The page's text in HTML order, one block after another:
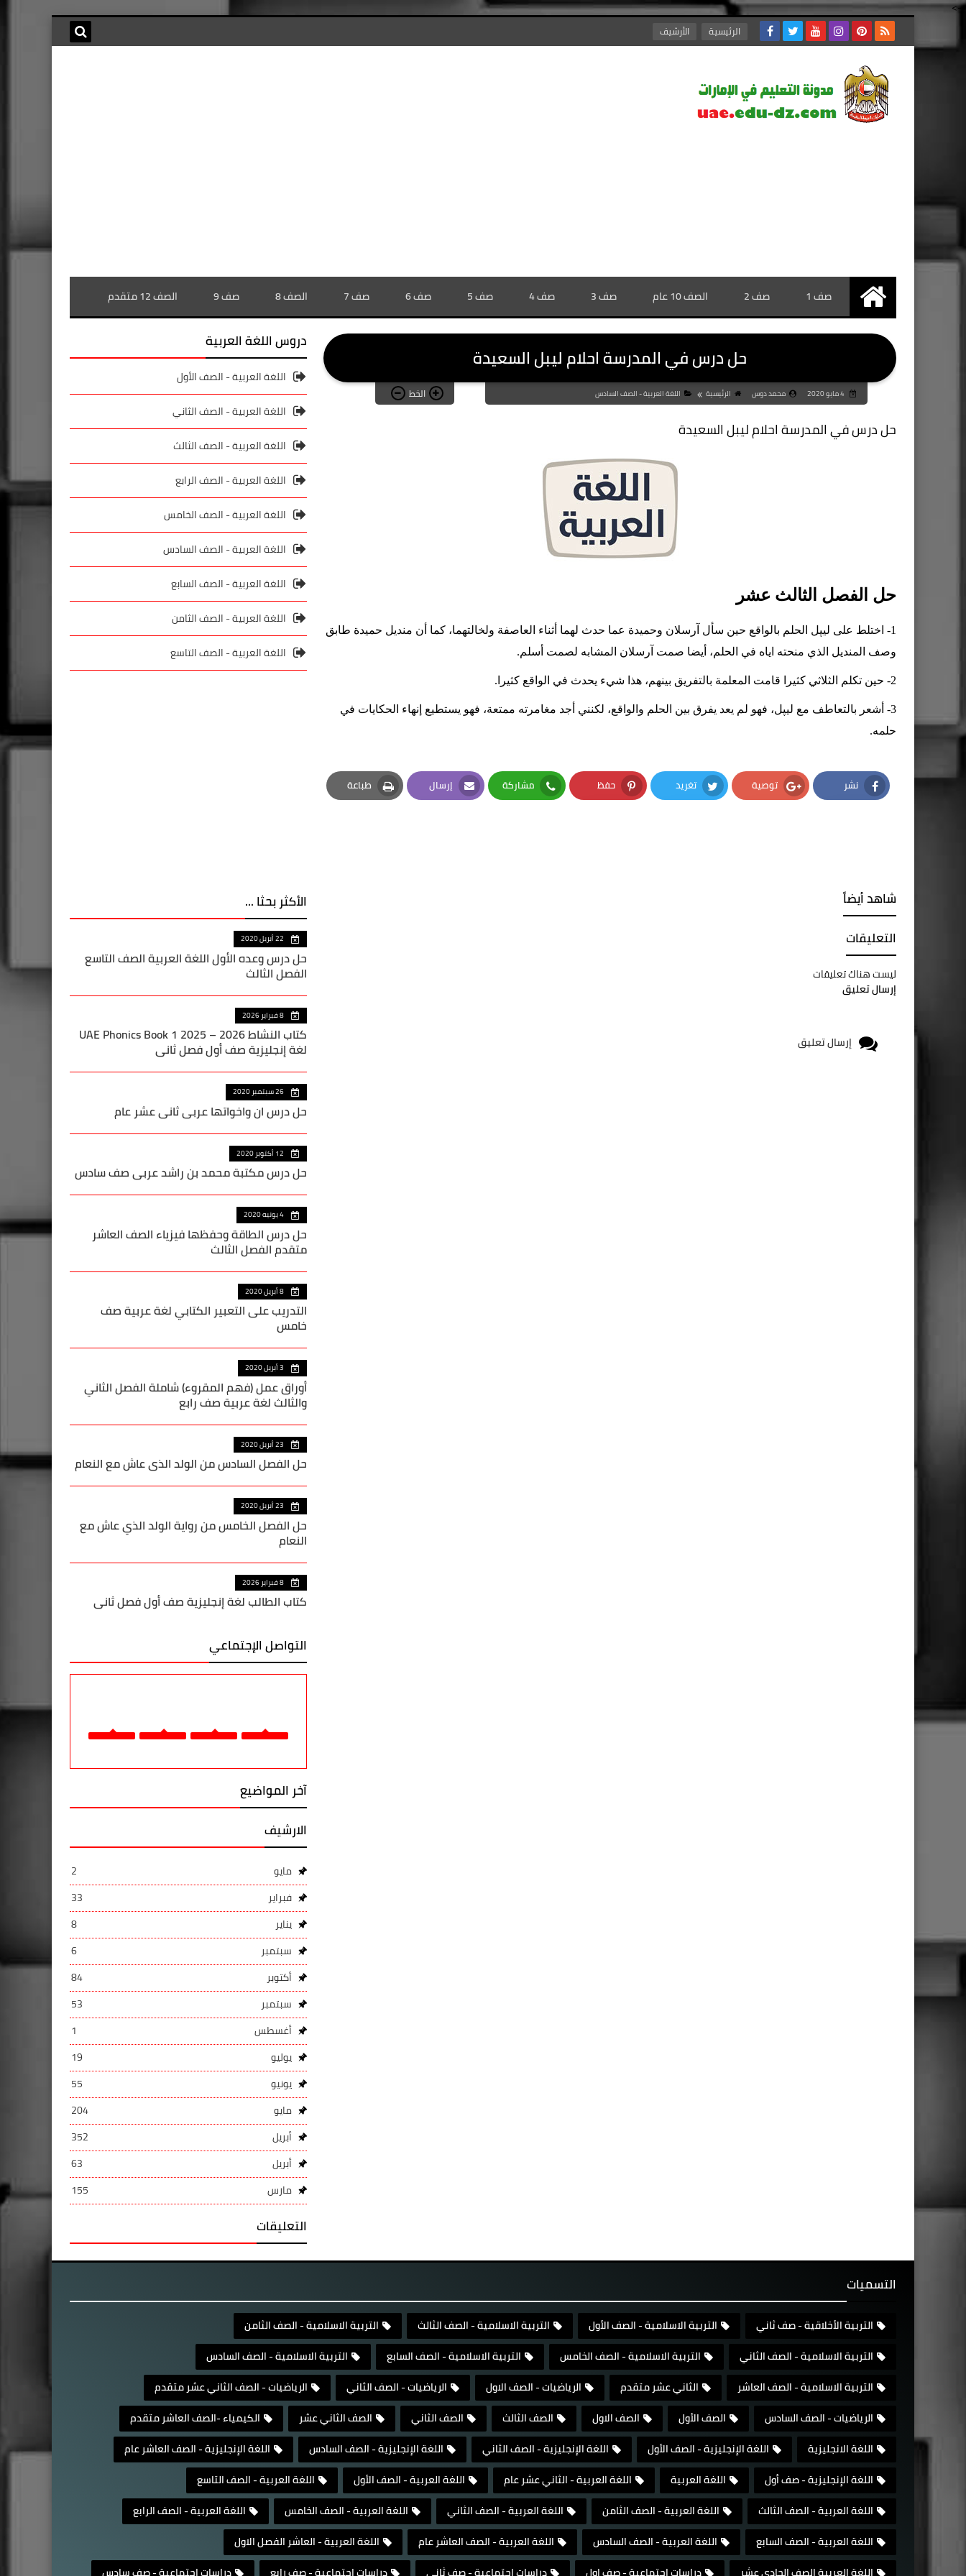
-->
الرئيسية الأرشيف
الرئيسية صف 1 صف 2 الصف 10 عام صف 3 صف 4 صف 5 صف 6 صف 7 الصف 8 صف 9 الصف 12 متقدم
حل درس في المدرسة احلام ليبل السعيدة
محمد دوس الرئيسية اللغة العربية - الصف السادس الخط
حل درس في المدرسة احلام ليبل السعيدة
حل الفصل الثالث عشر
1- اختلط على ليپل الحلم بالواقع حين سأل آرسلان وحميدة عما حدث لهما أثناء العاصفة ولخالتهما، كما أن منديل حميدة طابق
وصف المنديل الذي منحته اياه في الحلم، أيضا صمت آرسلان المشابه لصمت أسلم.
2- حين تكلم الثلاثي كثيرا قامت المعلمة بالتفريق بينهم، هذا شيء يحدث في الواقع كثيرا.
3- أشعر بالتعاطف مع ليپل، فهو لم يعد يفرق بين الحلم والواقع، لكنني أجد مغامرته ممتعة، فهو يستطيع إنهاء الحكايات في
حلمه.
نشر
Facebook
توصية
Google Plus
تغريد
Twitter
حفظ
Pinterest
مشاركة
Whatsapp
إرسال
Email
طباعة
Print
شاهد أيضاً
التعليقات
ليست هناك تعليقات
إرسال تعليق
إرسال تعليق
دروس اللغة العربية
اللغة العربية - الصف الأول
اللغة العربية - الصف الثاني
اللغة العربية - الصف الثالث
اللغة العربية - الصف الرابع
اللغة العربية - الصف الخامس
اللغة العربية - الصف السادس
اللغة العربية - الصف السابع
اللغة العربية - الصف الثامن
اللغة العربية - الصف التاسع
الأكثر بحثا ...
22 أبريل 2020
حل درس وعده الأول اللغة العربية الصف التاسع
الفصل الثالث
8 فبراير 2026
كتاب النشاط UAE Phonics Book 1 2025 – 2026
لغة إنجليزية صف أول فصل ثاني
26 سبتمبر 2020
حل درس ان واخواتها عربي ثاني عشر عام
12 أكتوبر 2020
حل درس مكتبة محمد بن راشد عربي صف سادس
4 يونيه 2020
حل درس الطاقة وحفظها فيزياء الصف العاشر
متقدم الفصل الثالث
8 أبريل 2020
التدريب على التعبير الكتابي لغة عربية صف
خامس
3 أبريل 2020
أوراق عمل (فهم المقروء) شاملة الفصل الثاني
والثالث لغة عربية صف رابع
23 أبريل 2020
حل الفصل السادس من الولد الذي عاش مع النعام
23 أبريل 2020
حل الفصل الخامس من رواية الولد الذي عاش مع
النعام
8 فبراير 2026
كتاب الطالب لغة إنجليزية صف أول فصل ثاني
التواصل الإجتماعي
آخر المواضيع
الارشيف
مايو
2
فبراير
33
يناير
8
سبتمبر
6
أكتوبر
84
سبتمبر
53
أغسطس
1
يوليو
19
يونيو
55
مايو
204
أبريل
352
أبريل
63
مارس
155
التعليقات
التسميات
التربية الأخلاقية - صف ثاني التربية الاسلامية - الصف الأول التربية الاسلامية - الصف الثالث
التربية الاسلامية - الصف الثامن
التربية الاسلامية - الصف الثاني
التربية الاسلامية - الصف الخامس التربية الاسلامية - الصف السابع
التربية الاسلامية - الصف السادس
التربية الاسلامية - الصف العاشر
الثاني عشر متقدم الرياضيات - الصف الاول الرياضيات - الصف الثاني
الرياضيات - الصف الثاني عشر متقدم
الرياضيات - الصف السادس
الصف الأول الصف الاول الصف الثالث الصف الثاني الصف الثاني عشر
الكيمياء -الصف العاشر متقدم
اللغة الانجليزية
اللغة الإنجليزية - الصف الأول اللغة الإنجليزية - الصف الثاني اللغة الإنجليزية - الصف السادس
اللغة الإنجليزية - الصف العاشر عام
اللغة الإنجليزية - صف أول
اللغة العربية اللغة العربية - الثاني عشر عام اللغة العربية - الصف الأول
اللغة العربية - الصف التاسع
اللغة العربية - الصف الثالث
اللغة العربية - الصف الثامن اللغة العربية - الصف الثاني اللغة العربية - الصف الخامس
اللغة العربية - الصف الرابع
اللغة العربية - الصف السابع
اللغة العربية - الصف السادس اللغة العربية - الصف العاشر عام
اللغة العربية - العاشر الفصل الاول